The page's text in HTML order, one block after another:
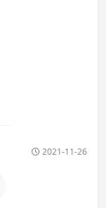
2021-11-26